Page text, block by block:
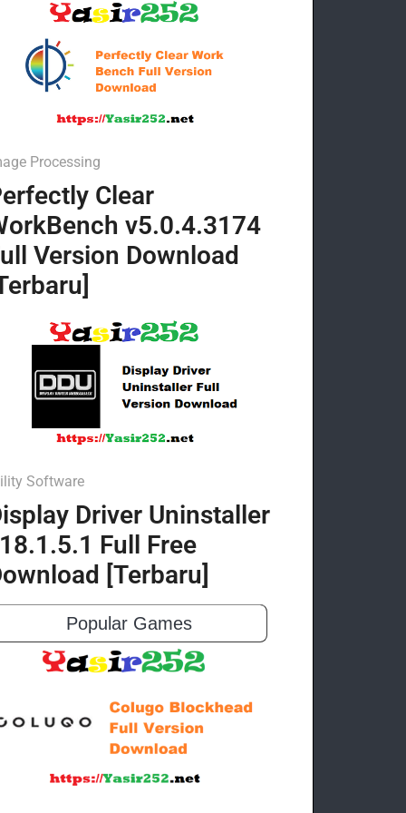
Processing
Clear
v5.0.4.3174
Version Download
Software
Driver Uninstaller
Full Free
[Terbaru]
Popular Games